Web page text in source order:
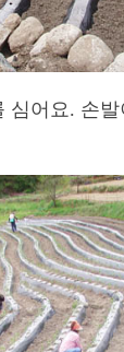
심어요. 손